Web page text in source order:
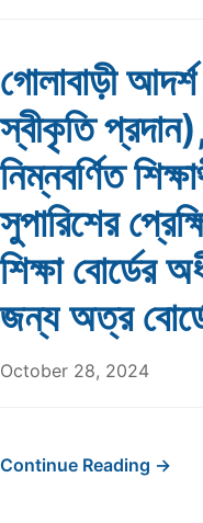
গোলাবাড়ী
স্বীকৃতি
নিম্নবর্ণিত
সুপারিশের
শিক্ষা বোর্ডের
জন্য অত্র
October 28, 2024
Continue Reading →